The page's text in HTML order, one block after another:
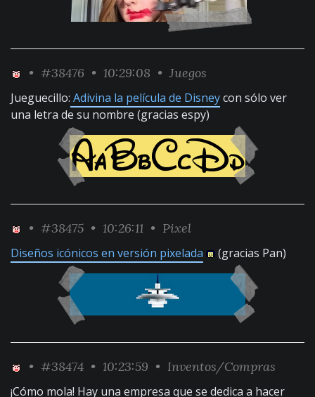
• #38476 • 10:29:08 • Juegos
Jueguecillo: Adivina la película de Disneycon sólo ver
una letra de su nombre (gracias espy)
• #38475 • 10:26:11 • Pixel
Diseños icónicos en versión pixelada (gracias Pan)
• #38474 • 10:23:59 • Inventos/Compras
¡Cómo mola! Hay una empresa que se dedica a hacer